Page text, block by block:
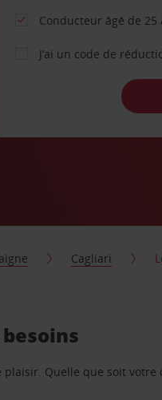
Conducteur âgé de 25
J’ai un code de
Cagliari
Quelle que soit